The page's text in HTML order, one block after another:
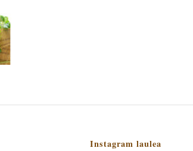
Instagram laulea